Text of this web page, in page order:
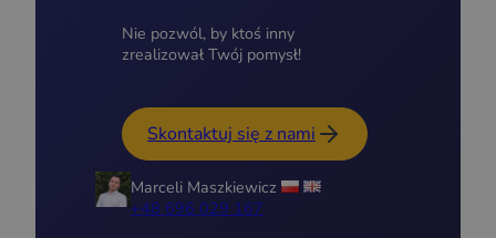
Nie pozwól, by ktoś inny
zrealizował Twój pomysł!
Skontaktuj się z nami
Marceli Maszkiewicz
+48 696 029 167